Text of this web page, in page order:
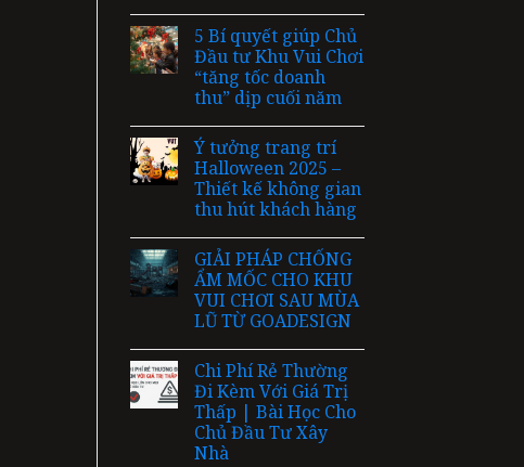
5 Bí quyết giúp Chủ
Đầu tư Khu Vui Chơi
“tăng tốc doanh
thu” dịp cuối năm
Ý tưởng trang trí
Halloween 2025 –
Thiết kế không gian
thu hút khách hàng
GIẢI PHÁP CHỐNG
ẨM MỐC CHO KHU
VUI CHƠI SAU MÙA
LŨ TỪ GOADESIGN
Chi Phí Rẻ Thường
Đi Kèm Với Giá Trị
Thấp | Bài Học Cho
Chủ Đầu Tư Xây
Nhà